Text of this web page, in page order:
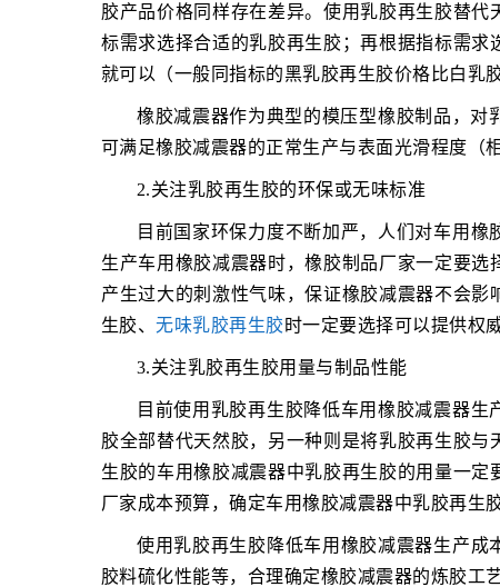
胶产品价格同样存在差异。使用乳胶再生胶替
标需求选择合适的乳胶再生胶；再根据指标需
就可以（一般同指标的黑乳胶再生胶价格比白乳
橡胶减震器作为典型的模压型橡胶制品，对
可满足橡胶减震器的正常生产与表面光滑程度（
2.关注乳胶再生胶的环保或无味标准
目前国家环保力度不断加严，人们对车用
生产车用橡胶减震器时，橡胶制品厂家一定要
产生过大的刺激性气味，保证橡胶减震器不会
生胶、无味乳胶再生胶时一定要选择可以提供权
3.关注乳胶再生胶用量与制品性能
目前使用乳胶再生胶降低车用橡胶减震器
胶全部替代天然胶，另一种则是将乳胶再生胶
生胶的车用橡胶减震器中乳胶再生胶的用量一
厂家成本预算，确定车用橡胶减震器中乳胶再生
使用乳胶再生胶降低车用橡胶减震器生产成
胶料硫化性能等，合理确定橡胶减震器的炼胶工